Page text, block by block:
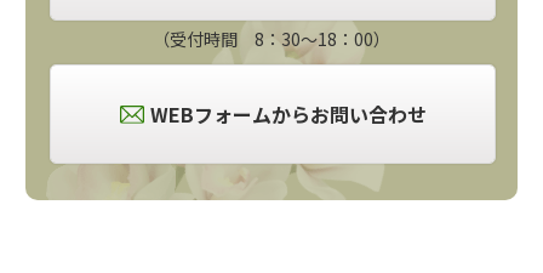
（受付時間 8：30～18：00）
WEBフォームからお問い合わせ